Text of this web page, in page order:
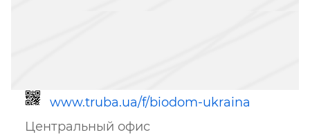
www.truba.ua/f/biodom-ukraina
Центральный офис